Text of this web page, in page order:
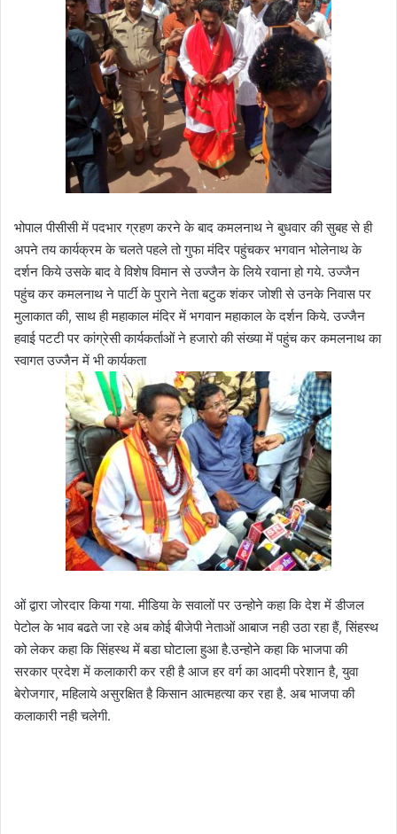
भोपाल पीसीसी में पदभार ग्रहण करने के बाद कमलनाथ ने बुधवार की सुबह से ही
अपने तय कार्यक्रम के चलते पहले तो गुफा मंदिर पहुंचकर भगवान भोलेनाथ के
दर्शन किये उसके बाद वे विशेष विमान से उज्‍जैन के लिये रवाना हो गये. उज्‍जैन
पहुंच कर कमलनाथ ने पार्टी के पुराने नेता बटुक शंकर जोशी से उनके निवास पर
मुलाकात की, साथ ही महाकाल मंदिर में भगवान महाकाल के दर्शन किये. उज्‍जैन
हवाई पटटी पर कांग्रेसी कार्यकर्ताओं ने हजारो की संख्‍या में पहुंच कर कमलनाथ का
स्‍वागत उज्‍जैन में भी कार्यकता
ओं द्वारा जोरदार किया गया. मीडिया के सवालों पर उन्‍होने कहा कि देश में डीजल
पेटोल के भाव बढते जा रहे अब कोई बीजेपी नेताओं आबाज नही उठा रहा हैं, सिंहस्‍थ
को लेकर कहा कि सिंहस्‍थ में बडा घोटाला हुआ है.उन्‍होने कहा कि भाजपा की
सरकार प्रदेश में कलाकारी कर रही है आज हर वर्ग का आदमी परेशान है, युवा
बेरोजगार, महिलाये असुरक्षित है किसान आत्‍महत्‍या कर रहा है. अब भाजपा की
कलाकारी नही चलेगी.